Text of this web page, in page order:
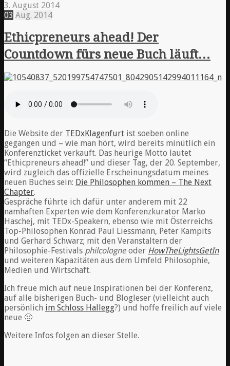
3. August 2014
03 Aug. 2014
Ethicpreneurs ahead! Der
Countdown fürs neue Buch läuft…
Die Website der TEDxKlagenfurt ist soeben online
gegangen und – wie man hört, wird bereits minütlich ein
Konferenzticket verkauft. Das heurige Motto lautet
“Ethicpreneurs ahead!” und dieser Tag, der 20. September,
wird zugleich das offizielle Erscheinungsdatum meines
neuen Buches sein: Die Philosophen kommen – The Next
Chapter.
Gespräche führte ich dafür unter anderem mit 22
namhaften Experten wie dem Konferenzkurator Marko
Haschej, mit TEDx-Speakern, ebenso wie mit Österreichs
Top-Philosophen Konrad Paul Liessmann, Peter Kampits
und Gerhard Schwarz; mit den Veranstaltern der
Philosophie-Festivals philcologne oder HowTheLightsGetIn
und weiteren Kapazitäten aus dem Umfeld Philosophie,
Medien und Wirtschaft.
Ich freue mich auf neue Inspirationen bei der Konferenz,
auf alle bisherigen Buch- und Blogleser (vielleicht auch
persönlich im Schloss Hallegg?) und hoffe freilich auf viele
neue 🙂
Weitere Infos folgen an dieser Stelle.